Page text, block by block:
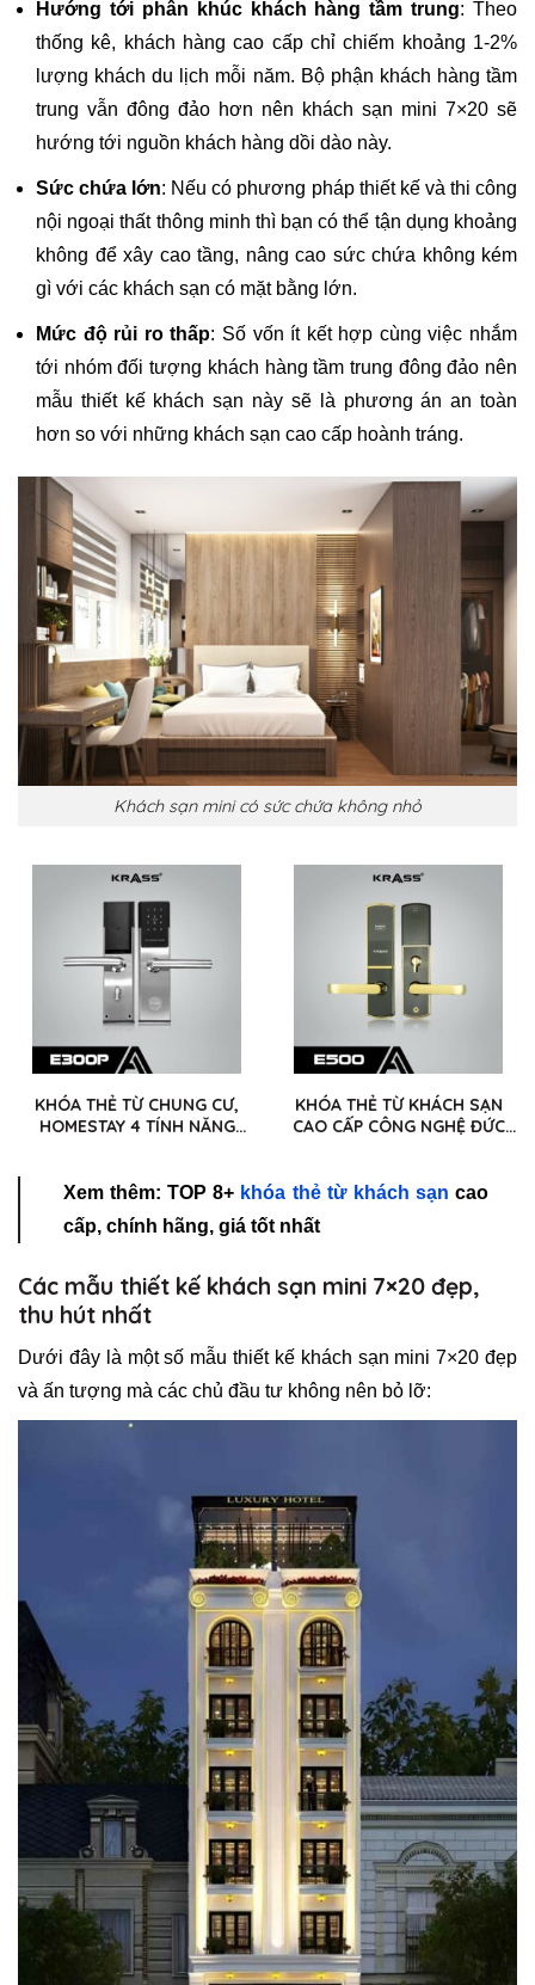
Hướng tới phân khúc khách hàng tầm trung: Theo
thống kê, khách hàng cao cấp chỉ chiếm khoảng 1-2%
lượng khách du lịch mỗi năm. Bộ phận khách hàng tầm
trung vẫn đông đảo hơn nên khách sạn mini 7×20 sẽ
hướng tới nguồn khách hàng dồi dào này.
Sức chứa lớn: Nếu có phương pháp thiết kế và thi công
nội ngoại thất thông minh thì bạn có thể tận dụng khoảng
không để xây cao tầng, nâng cao sức chứa không kém
gì với các khách sạn có mặt bằng lớn.
Mức độ rủi ro thấp: Số vốn ít kết hợp cùng việc nhắm
tới nhóm đối tượng khách hàng tầm trung đông đảo nên
mẫu thiết kế khách sạn này sẽ là phương án an toàn
hơn so với những khách sạn cao cấp hoành tráng.
Khách sạn mini có sức chứa không nhỏ
KHÓA THẺ TỪ CHUNG CƯ,
HOMESTAY 4 TÍNH NĂNG
KHÓA THẺ TỪ KHÁCH SẠN
CAO CẤP CÔNG NGHỆ ĐỨC
Xem thêm: TOP 8+ khóa thẻ từ khách sạn cao
cấp, chính hãng, giá tốt nhất
Các mẫu thiết kế khách sạn mini 7×20 đẹp,
thu hút nhất
Dưới đây là một số mẫu thiết kế khách sạn mini 7×20 đẹp
và ấn tượng mà các chủ đầu tư không nên bỏ lỡ: